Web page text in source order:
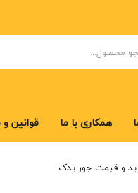
همکاری با ما قوانین
همکاری با ما
و قیمت جور یدک